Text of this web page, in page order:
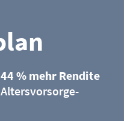
% mehr Rendite